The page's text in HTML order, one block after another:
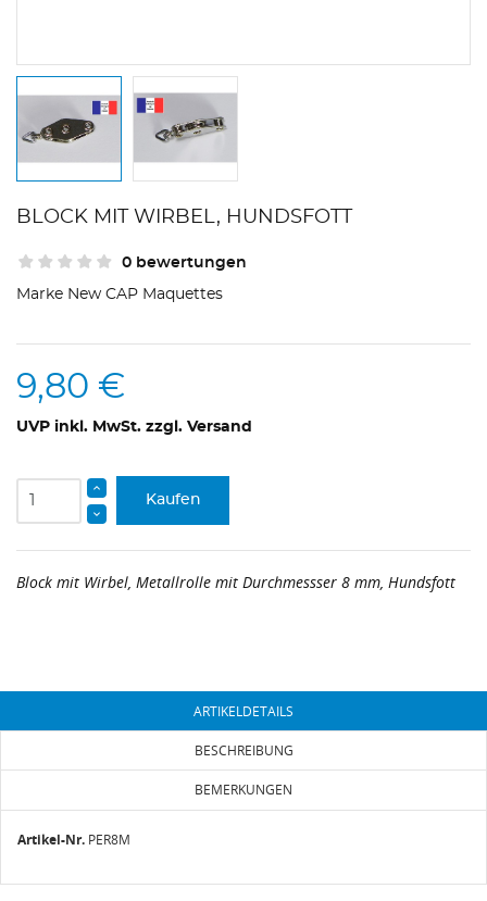
BLOCK MIT WIRBEL, HUNDSFOTT
0 bewertungen
Marke New CAP Maquettes
9,80 €
UVP inkl. MwSt. zzgl. Versand
Kaufen
Block mit Wirbel, Metallrolle mit Durchmessser 8 mm, Hundsfott
ARTIKELDETAILS
BESCHREIBUNG
BEMERKUNGEN
Artikel-Nr. PER8M